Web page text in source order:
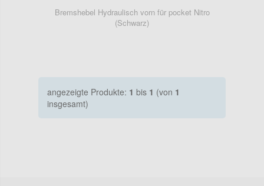
Bremshebel Hydraulisch vorn für pocket Nitro
(Schwarz)
angezeigte Produkte: 1 bis 1 (von 1
insgesamt)